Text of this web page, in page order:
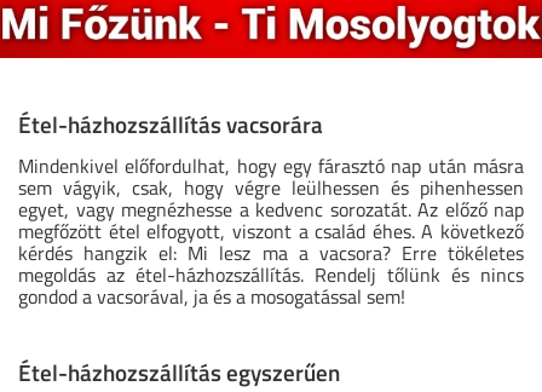
Étel-házhozszállítás vacsorára
Mindenkivel előfordulhat, hogy egy fárasztó nap után másra
sem vágyik, csak, hogy végre leülhessen és pihenhessen
egyet, vagy megnézhesse a kedvenc sorozatát. Az előző nap
megfőzött étel elfogyott, viszont a család éhes. A következő
kérdés hangzik el: Mi lesz ma a vacsora? Erre tökéletes
megoldás az étel-házhozszállítás. Rendelj tőlünk és nincs
gondod a vacsorával, ja és a mosogatással sem!
Étel-házhozszállítás egyszerűen